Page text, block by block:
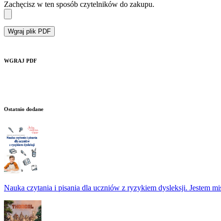
Zachęcisz w ten sposób czytelników do zakupu.
Wgraj plik PDF
WGRAJ PDF
Ostatnio dodane
Nauka czytania i pisania dla uczniów z ryzykiem dysleksji. Jestem